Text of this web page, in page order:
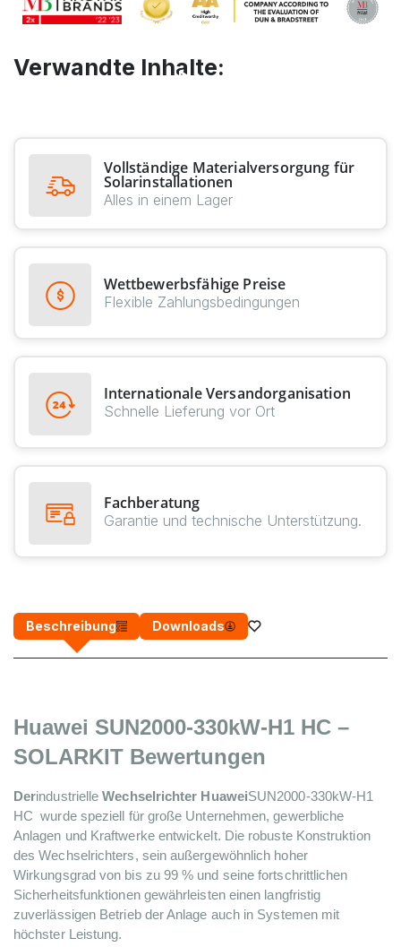
Verwandte Inhalte:
Vollständige Materialversorgung für
Solarinstallationen
Alles in einem Lager
Wettbewerbsfähige Preise
Flexible Zahlungsbedingungen
Internationale Versandorganisation
Schnelle Lieferung vor Ort
Fachberatung
Garantie und technische Unterstützung.
Beschreibung Downloads
Huawei SUN2000-330kW-H1 HC –
SOLARKIT Bewertungen
Derindustrielle Wechselrichter HuaweiSUN2000-330kW-H1
HC wurde speziell für große Unternehmen, gewerbliche
Anlagen und Kraftwerke entwickelt. Die robuste Konstruktion
des Wechselrichters, sein außergewöhnlich hoher
Wirkungsgrad von bis zu 99 % und seine fortschrittlichen
Sicherheitsfunktionen gewährleisten einen langfristig
zuverlässigen Betrieb der Anlage auch in Systemen mit
höchster Leistung.